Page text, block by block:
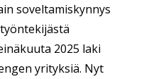
soveltamiskynnys
2025 laki
yrityksiä. Nyt